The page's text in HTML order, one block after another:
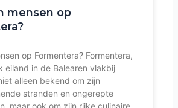
mensen op
op Formentera? Formentera,
eiland in de Balearen vlakbij
alleen bekend om zijn
stranden en ongerepte
maar ook om zijn rijke culinaire